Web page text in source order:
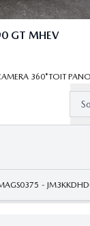
GT MHEV
360*TOIT
-